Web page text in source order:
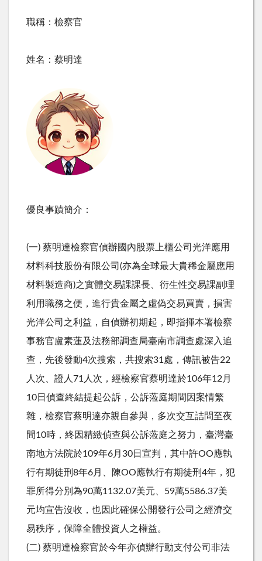
職稱：檢察官
姓名：蔡明達
優良事蹟簡介：
(一) 蔡明達檢察官偵辦國內股票上櫃公司光洋應用
材料科技股份有限公司(亦為全球最大貴稀金屬應用
材料製造商)之實體交易課課長、衍生性交易課副理
利用職務之便，進行貴金屬之虛偽交易買賣，損害
光洋公司之利益，自偵辦初期起，即指揮本署檢察
事務官盧素蓮及法務部調查局臺南市調查處深入追
查，先後發動4次搜索，共搜索31處，傳訊被告22
人次、證人71人次，經檢察官蔡明達於106年12月
10日偵查終結提起公訴，公訴蒞庭期間因案情繁
雜，檢察官蔡明達亦親自參與，多次交互詰問至夜
間10時，終因精緻偵查與公訴蒞庭之努力，臺灣臺
南地方法院於109年6月30日宣判，其中許OO應執
行有期徒刑8年6月、陳OO應執行有期徒刑4年，犯
罪所得分別為90萬1132.07美元、59萬5586.37美
元均宣告沒收，也因此確保公開發行公司之經濟交
易秩序，保障全體投資人之權益。
(二) 蔡明達檢察官於今年亦偵辦行動支付公司非法